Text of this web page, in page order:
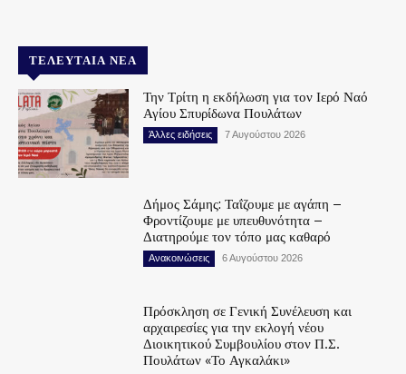
ΤΕΛΕΥΤΑΊΑ ΝΈΑ
Την Τρίτη η εκδήλωση για τον Ιερό Ναό
Αγίου Σπυρίδωνα Πουλάτων
Άλλες ειδήσεις 7 Αυγούστου 2026
Δήμος Σάμης: Ταΐζουμε με αγάπη –
Φροντίζουμε με υπευθυνότητα –
Διατηρούμε τον τόπο μας καθαρό
Ανακοινώσεις 6 Αυγούστου 2026
Πρόσκληση σε Γενική Συνέλευση και
αρχαιρεσίες για την εκλογή νέου
Διοικητικού Συμβουλίου στον Π.Σ.
Πουλάτων «Το Αγκαλάκι»